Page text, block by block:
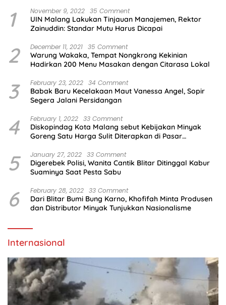
1 November 9, 2022 35 Comment
UIN Malang Lakukan Tinjauan Manajemen, Rektor
Zainuddin: Standar Mutu Harus Dicapai
2 December 11, 2021 35 Comment
Warung Wakaka, Tempat Nongkrong Kekinian
Hadirkan 200 Menu Masakan dengan Citarasa Lokal
3 February 23, 2022 34 Comment
Babak Baru Kecelakaan Maut Vanessa Angel, Sopir
Segera Jalani Persidangan
4 February 1, 2022 33 Comment
Diskopindag Kota Malang sebut Kebijakan Minyak
Goreng Satu Harga Sulit Diterapkan di Pasar
5 January 27, 2022 33 Comment
Digerebek Polisi, Wanita Cantik Blitar Ditinggal Kabur
Suaminya Saat Pesta Sabu
6 February 28, 2022 33 Comment
Dari Blitar Bumi Bung Karno, Khofifah Minta Produsen
dan Distributor Minyak Tunjukkan Nasionalisme
Internasional